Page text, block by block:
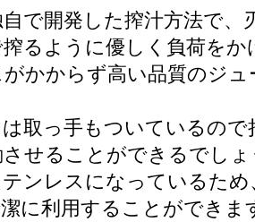
で開発した搾汁方法で、
るように優しく負荷を
かからず高い品質のジ
取っ手もついているので
せることができるでしょ
ンレスになっているた
に利用することができま